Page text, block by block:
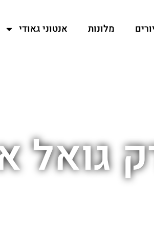
מלונות אנטוני גאודי
גואל